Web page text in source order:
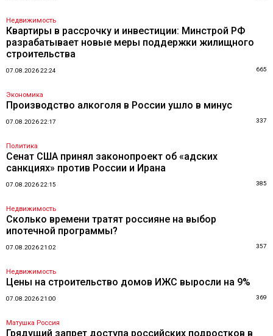
Недвижимость
Квартиры в рассрочку и инвестиции: Минстрой РФ
разрабатывает новые меры поддержки жилищного
строительства
07.08.2026 22:24 665
Экономика
Производство алкоголя в России ушло в минус
07.08.2026 22:17 337
Политика
Сенат США принял законопроект об «адских
санкциях» против России и Ирана
07.08.2026 22:15 385
Недвижимость
Сколько времени тратят россияне на выбор
ипотечной программы?
07.08.2026 21:02 357
Недвижимость
Цены на строительство домов ИЖС выросли на 9%
07.08.2026 21:00 369
Матушка Россия
Грядущий запрет доступа российских подростков в